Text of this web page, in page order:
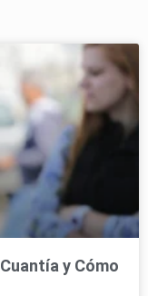
y Cómo